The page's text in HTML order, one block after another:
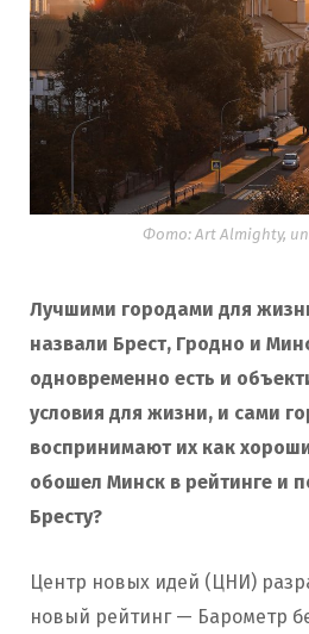
Фото: Art Almighty,
Лучшими городами для
назвали Брест, Гродно и
одновременно есть и
условия для жизни, и сами
воспринимают их как
обошел Минск в рейтинге и
Бресту?
Центр новых идей (ЦНИ)
новый рейтинг — Барометр